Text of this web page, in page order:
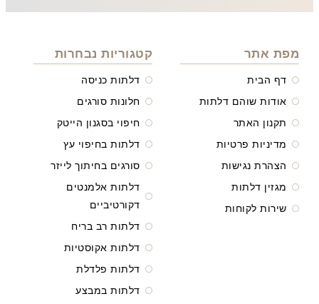
מפת אתר
דף הבית
אודות שוהם דלתות
תקנון האתר
מדיניות פרטיות
הצהרת נגישות
מגזין דלתות
שירות לקוחות
קטגוריות נבחרות
דלתות כניסה
חלונות סורגים
חיפוי בסגנון הייטק
דלתות בחיפוי עץ
סורגים בחיתוך לייזר
דלתות אלמנטים
דקורטיביים
דלתות רב בריח
דלתות אקוסטיות
דלתות פלדלת
דלתות במבצע